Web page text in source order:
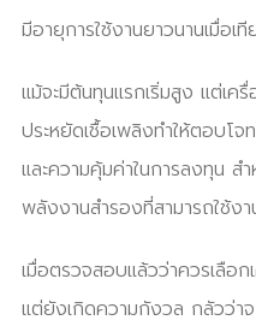
มีอายุการใช้งานยาวนานเมื่อเ
แม้จะมีต้นทุนแรกเริ่มสูง แต่เค
ประหยัดเชื้อเพลิงทำให้ตอบโ
และความคุ้มค่าในการลงทุน
พลังงานสำรองที่สามารถใช้ง
เมื่อตรวจสอบแล้วว่าควรเลือ
แต่ยังเกิดความกังวล กลัวว่า